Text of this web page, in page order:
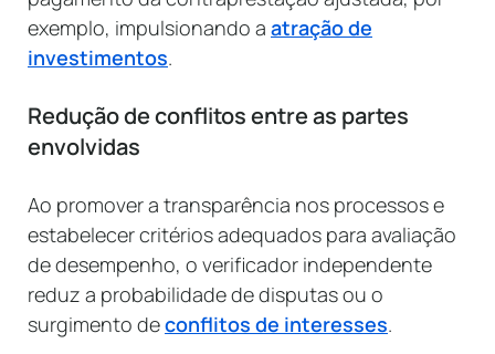
exemplo, impulsionando a atração de
investimentos.
Redução de conflitos entre as partes
envolvidas
Ao promover a transparência nos processos e
estabelecer critérios adequados para avaliação
de desempenho, o verificador independente
reduz a probabilidade de disputas ou o
surgimento deconflitos de interesses.